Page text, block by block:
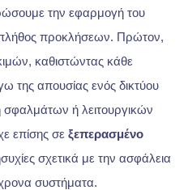
την εφαρμογή του
προκλήσεων. Πρώτον,
καθιστώντας κάθε
της απουσίας ενός δικτύου
ή λειτουργικών
επίσης σε ξεπερασμένο
σχετικά με την ασφάλεια
συστήματα.